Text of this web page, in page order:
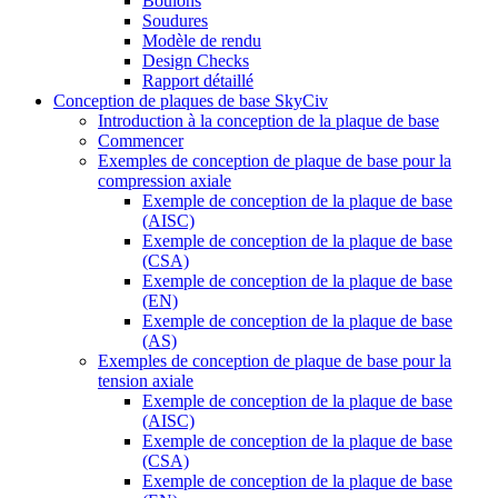
Soudures
Modèle de rendu
Design Checks
Rapport détaillé
Conception de plaques de base SkyCiv
Introduction à la conception de la plaque de base
Commencer
Exemples de conception de plaque de base pour la
compression axiale
Exemple de conception de la plaque de base
(AISC)
Exemple de conception de la plaque de base
(CSA)
Exemple de conception de la plaque de base
(EN)
Exemple de conception de la plaque de base
(AS)
Exemples de conception de plaque de base pour la
tension axiale
Exemple de conception de la plaque de base
(AISC)
Exemple de conception de la plaque de base
(CSA)
Exemple de conception de la plaque de base